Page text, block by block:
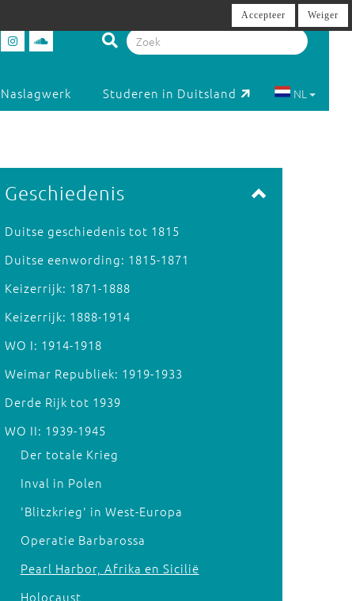
Naslagwerk Studeren in Duitsland NL
Geschiedenis
Duitse geschiedenis tot 1815
Duitse eenwording: 1815-1871
Keizerrijk: 1871-1888
Keizerrijk: 1888-1914
WO I: 1914-1918
Weimar Republiek: 1919-1933
Derde Rijk tot 1939
WO II: 1939-1945
Der totale Krieg
Inval in Polen
'Blitzkrieg' in West-Europa
Operatie Barbarossa
Pearl Harbor, Afrika en Sicilië
Holocaust
Accepteer Weiger